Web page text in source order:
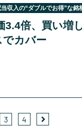
収入の“ダブルでお得”な銘
3.4倍、買い増
でカバー
3 4